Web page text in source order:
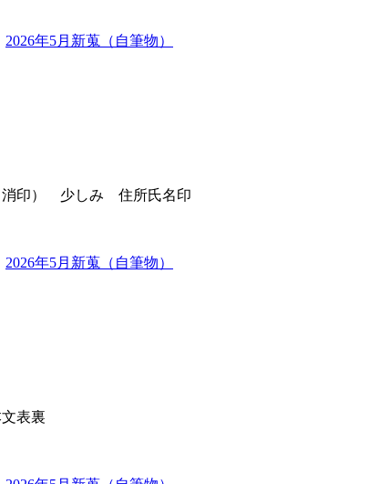
2026年5月新蒐（自筆物）
印） 少しみ 住所氏名印
2026年5月新蒐（自筆物）
表裏